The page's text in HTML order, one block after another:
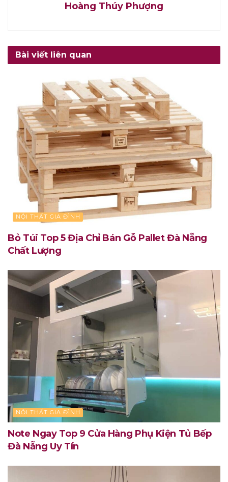
Hoàng Thúy Phượng
Bài viết liên quan
NỘI THẤT GIA ĐÌNH
Bỏ Túi Top 5 Địa Chỉ Bán Gỗ Pallet Đà Nẵng
Chất Lượng
NỘI THẤT GIA ĐÌNH
Note Ngay Top 9 Cửa Hàng Phụ Kiện Tủ Bếp
Đà Nẵng Uy Tín